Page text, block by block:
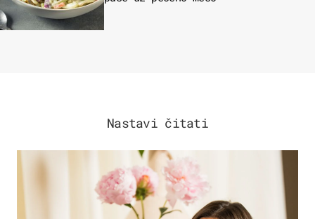
Nastavi čitati
MODA & LJEPOTA